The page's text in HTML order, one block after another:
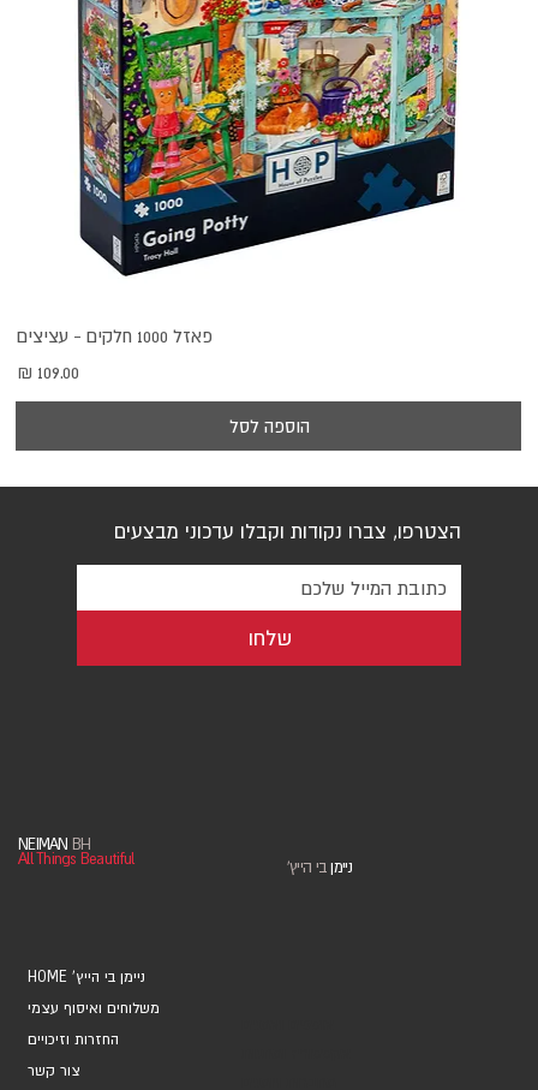
פאזל 1000 חלקים - עציצים
מחיר
הוספה לסל
HOME 'ניימן בי הייץ
משלוחים ואיסוף עצמי
החזרות וזיכויים
צור קשר
הצטרפו, צברו נקודות וקבלו עדכוני מבצעים
שלחו
NEIMAN BH
All Things Beautiful
' ניימן בי הייץ